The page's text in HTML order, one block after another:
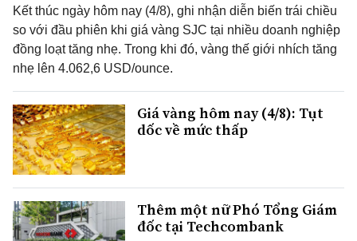
Kết thúc ngày hôm nay (4/8), ghi nhận diễn biến trái chiều
so với đầu phiên khi giá vàng SJC tại nhiều doanh nghiệp
đồng loạt tăng nhẹ. Trong khi đó, vàng thế giới nhích tăng
nhẹ lên 4.062,6 USD/ounce.
Giá vàng hôm nay (4/8): Tụt
dốc về mức thấp
Thêm một nữ Phó Tổng Giám
đốc tại Techcombank